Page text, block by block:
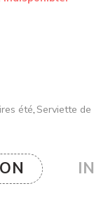
été,Serviette